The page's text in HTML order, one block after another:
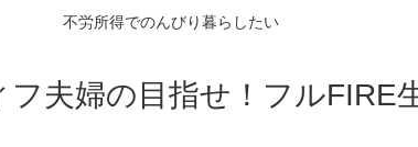
不労所得でのんびり暮らしたい
フ夫婦の目指せ！フルFIRE